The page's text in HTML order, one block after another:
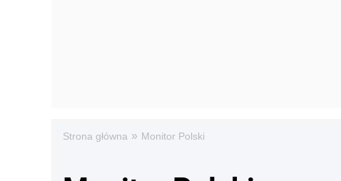
Strona główna » Monitor Polski